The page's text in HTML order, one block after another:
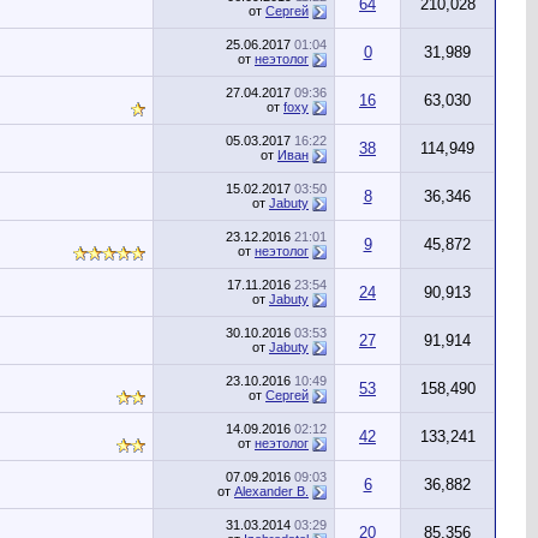
от Сергей 64 210,028
25.06.2017 01:04
от неэтолог 0 31,989
27.04.2017 09:36
от foxy 16 63,030
05.03.2017 16:22
от Иван 38 114,949
15.02.2017 03:50
от Jabuty 8 36,346
23.12.2016 21:01
от неэтолог 9 45,872
17.11.2016 23:54
от Jabuty 24 90,913
30.10.2016 03:53
от Jabuty 27 91,914
23.10.2016 10:49
от Сергей 53 158,490
14.09.2016 02:12
от неэтолог 42 133,241
07.09.2016 09:03
от Alexander B. 6 36,882
31.03.2014 03:29
20 85,356